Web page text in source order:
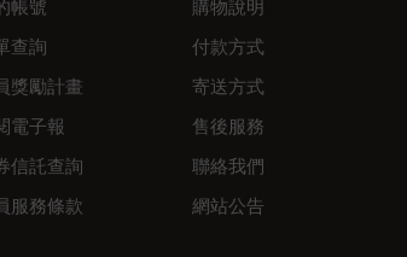
帳號
查詢
獎勵計畫
電子報
信託查詢
服務條款
購物說明
付款方式
寄送方式
售後服務
聯絡我們
網站公告